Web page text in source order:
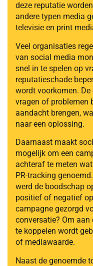
deze reputatie
andere typen media
televisie en print
Veel organisaties
van social media
snel in te spelen op
reputatieschade
wordt voorkomen.
vragen of problemen
aandacht brengen,
naar een oplossing.
Daarnaast maakt
mogelijk om een
achteraf te meten
PR-tracking
werd de boodschap
positief of negatief
campagne gezorgd
conversatie? Om aan
te koppelen wordt
of mediawaarde.
Naast de genoemde